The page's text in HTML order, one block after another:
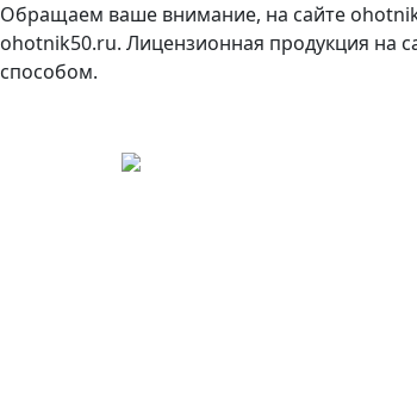
Обращаем ваше внимание, на сайте
ohotnik50.ru. Лицензионная продукция на
способом.